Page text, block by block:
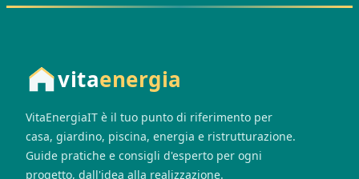
vitaenergia
VitaEnergiaIT è il tuo punto di riferimento per
casa, giardino, piscina, energia e ristrutturazione.
Guide pratiche e consigli d'esperto per ogni
progetto, dall'idea alla realizzazione.